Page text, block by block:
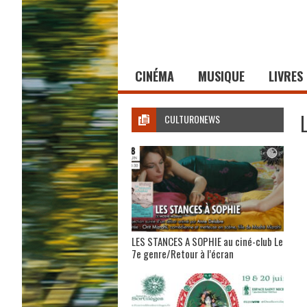
CINÉMA MUSIQUE LIVRES
CULTURONEWS
LES STANCES A SOPHIE au ciné-club Le
7e genre/Retour à l’écran